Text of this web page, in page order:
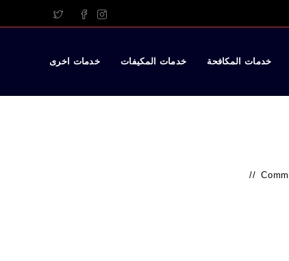
خدمات المكافحة خدمات المكيفات خدمات اخرى